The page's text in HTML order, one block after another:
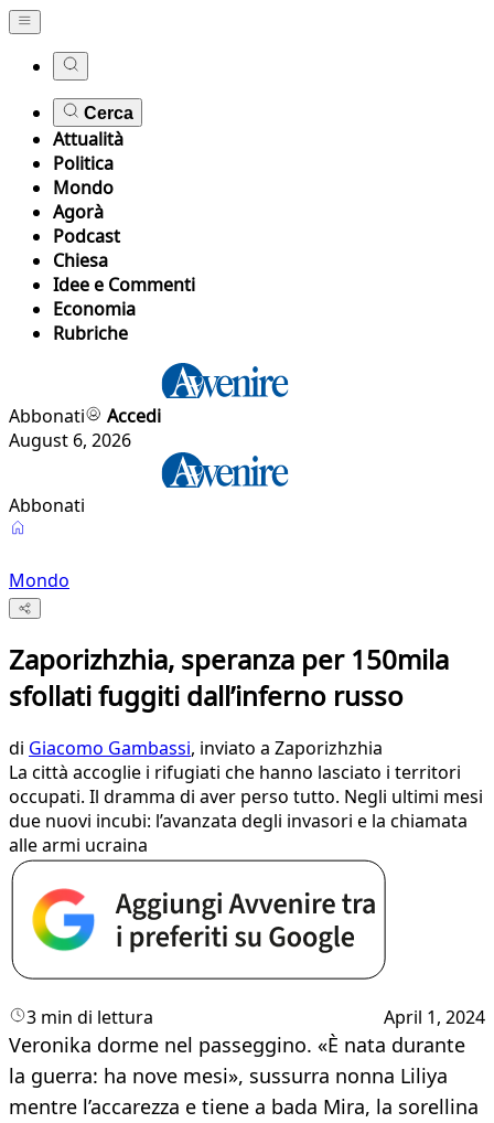
Cerca
Attualità
Politica
Mondo
Agorà
Podcast
Chiesa
Idee e Commenti
Economia
Rubriche
Abbonati
Accedi
August 6, 2026
Abbonati
Mondo
Zaporizhzhia, speranza per 150mila
sfollati fuggiti dall’inferno russo
di Giacomo Gambassi, inviato a Zaporizhzhia
La città accoglie i rifugiati che hanno lasciato i territori
occupati. Il dramma di aver perso tutto. Negli ultimi mesi
due nuovi incubi: l’avanzata degli invasori e la chiamata
alle armi ucraina
3 min di lettura April 1, 2024
Veronika dorme nel passeggino. «È nata durante
la guerra: ha nove mesi», sussurra nonna Liliya
mentre l’accarezza e tiene a bada Mira, la sorellina